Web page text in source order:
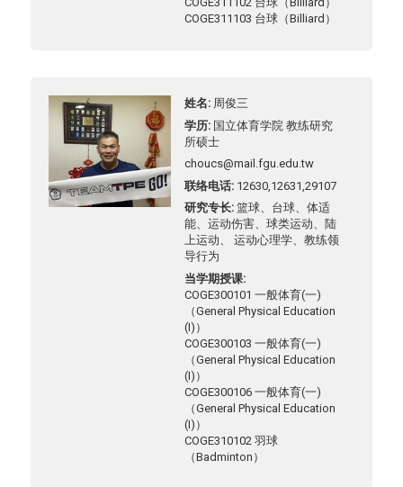
COGE311103 台球（Billiard）
姓名 周俊三
学历 国立体育学院 教练研究
所硕士
choucs@mail.fgu.edu.tw
联络电话 12630,12631,29107
研究专长 篮球、台球、体适
能、运动伤害、球类运动、陆
上运动、 运动心理学、教练领
导行为
当学期授课
COGE300101 一般体育(一)
（General Physical Education
(I)）
COGE300103 一般体育(一)
（General Physical Education
(I)）
COGE300106 一般体育(一)
（General Physical Education
(I)）
COGE310102 羽球
（Badminton）